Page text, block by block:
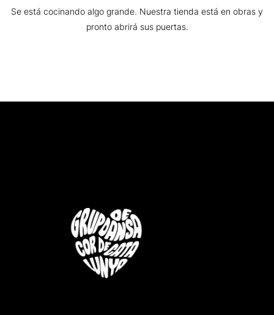
Se está cocinando algo grande. Nuestra tienda está en obras y
pronto abrirá sus puertas.